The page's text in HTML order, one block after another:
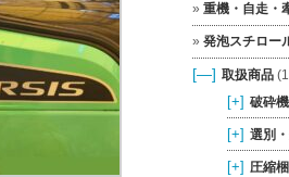
重機・自走・
発泡スチロー
[—] 取扱商品
[+] 破砕
[+] 選別
[+] 圧縮